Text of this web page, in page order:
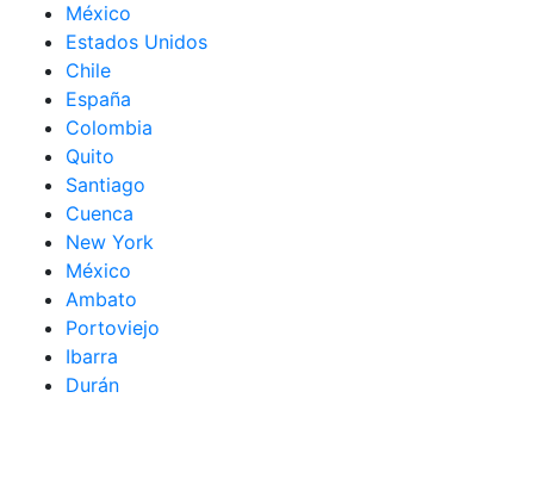
México
Estados Unidos
Chile
España
Colombia
Quito
Santiago
Cuenca
New York
México
Ambato
Portoviejo
Ibarra
Durán